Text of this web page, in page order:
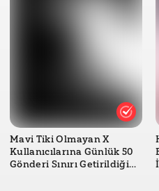
Mavi Tiki Olmayan X
Kullanıcılarına Günlük 50
Gönderi Sınırı Getirildiği